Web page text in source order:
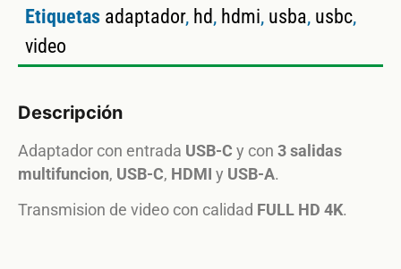
Etiquetas adaptador, hd, hdmi, usba, usbc,
video
Descripción
Adaptador con entrada USB-C y con 3 salidas
multifuncion, USB-C, HDMI y USB-A.
Transmision de video con calidad FULL HD 4K.